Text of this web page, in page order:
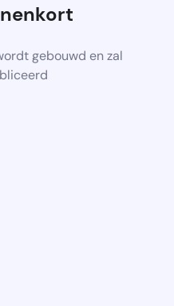
gebouwd en zal